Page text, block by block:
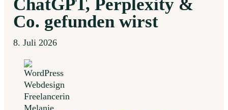
ChatGPT, Perplexity &
Co. gefunden wirst
8. Juli 2026